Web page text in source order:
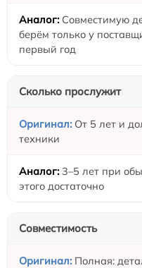
Совместимую
берём только у
первый год
Сколько прослужит
От 5 лет и
техники
3–5 лет при
этого достаточно
Совместимость
Полная: